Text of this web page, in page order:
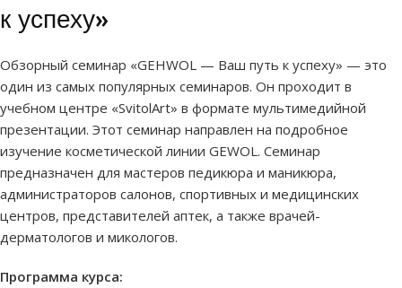
к успеху»
Обзорный семинар «GEHWOL — Ваш путь к успеху» — это
один из самых популярных семинаров. Он проходит в
учебном центре «SvitolArt» в формате мультимедийной
презентации. Этот семинар направлен на подробное
изучение косметической линии GEWOL. Семинар
предназначен для мастеров педикюра и маникюра,
администраторов салонов, спортивных и медицинских
центров, представителей аптек, а также врачей-
дерматологов и микологов.
Программа курса: